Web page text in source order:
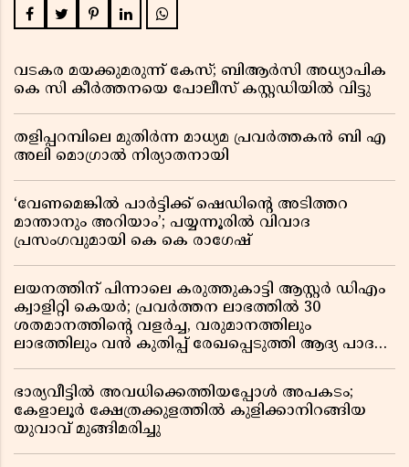
വടകര മയക്കുമരുന്ന് കേസ്; ബിആർസി അധ്യാപിക
കെ സി കീർത്തനയെ പോലീസ് കസ്റ്റഡിയിൽ വിട്ടു
തളിപ്പറമ്പിലെ മുതിർന്ന മാധ്യമ പ്രവർത്തകൻ ബി എ
അലി മൊഗ്രാൽ നിര്യാതനായി
‘വേണമെങ്കിൽ പാർട്ടിക്ക് ഷെഡിൻ്റെ അടിത്തറ
മാന്താനും അറിയാം’; പയ്യന്നൂരിൽ വിവാദ
പ്രസംഗവുമായി കെ കെ രാഗേഷ്
ലയനത്തിന് പിന്നാലെ കരുത്തുകാട്ടി ആസ്റ്റർ ഡിഎം
ക്വാളിറ്റി കെയർ; പ്രവർത്തന ലാഭത്തിൽ 30
ശതമാനത്തിൻ്റെ വളർച്ച, വരുമാനത്തിലും
ലാഭത്തിലും വൻ കുതിപ്പ് രേഖപ്പെടുത്തി ആദ്യ പാദ
ഭാര്യവീട്ടിൽ അവധിക്കെത്തിയപ്പോൾ അപകടം;
കേളാലൂർ ക്ഷേത്രക്കുളത്തിൽ കുളിക്കാനിറങ്ങിയ
യുവാവ് മുങ്ങിമരിച്ചു